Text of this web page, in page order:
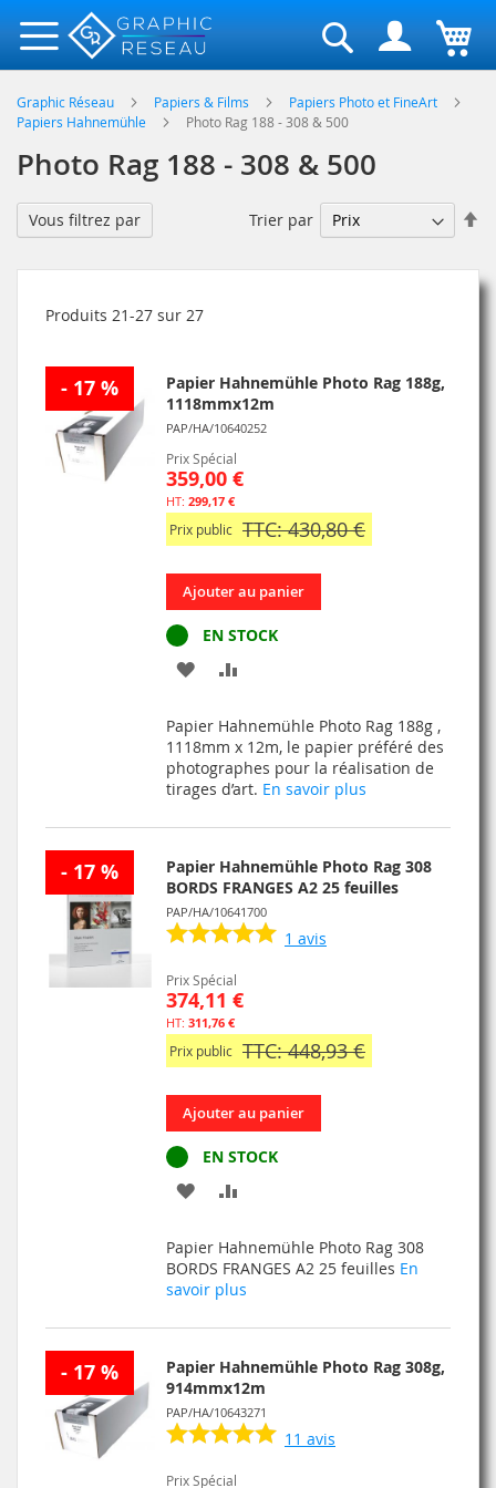
Rechercher
Graphic Réseau Papiers & Films
Papiers Photo et FineArt
Papiers Hahnemühle
Photo Rag 188 - 308 & 500
Photo Rag 188 - 308 & 500
Produits 21-27 sur 27
Trier par
- 17 %
Papier Hahnemühle Photo Rag 188g,
1118mmx12m
PAP/HA/10640252
Prix Spécial
359,00 €
299,17 €
Prix public TTC: 430,80 €
Ajouter au panier
EN STOCK
AJOUTER
MA
LISTE
D’ENVIE
COMPARATEUR
Papier Hahnemühle Photo Rag 188g ,
1118mm x 12m, le papier préféré des
photographes pour la réalisation de
tirages d’art. En savoir plus
- 17 %
Papier Hahnemühle Photo Rag 308
BORDS FRANGES A2 25 feuilles
PAP/HA/10641700
1 avis
Prix Spécial
374,11 €
311,76 €
Prix public TTC: 448,93 €
Ajouter au panier
EN STOCK
AJOUTER
MA
LISTE
COMPARATEUR
Papier Hahnemühle Photo Rag 308
BORDS FRANGES A2 25 feuilles En
savoir plus
- 17 %
Papier Hahnemühle Photo Rag 308g,
914mmx12m
PAP/HA/10643271
11 avis
Prix Spécial
Vous filtrez par